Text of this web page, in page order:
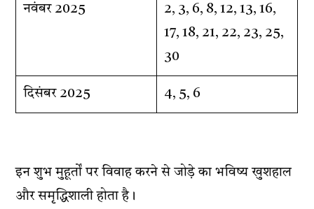
नवंबर 2025
2, 3, 6, 8, 12, 13, 16,
17, 18, 21, 22, 23, 25,
30
दिसंबर 2025 4, 5, 6
इन शुभ मुहूर्तों पर विवाह करने से जोड़े का भविष्य खुशहाल
और समृद्धिशाली होता है।